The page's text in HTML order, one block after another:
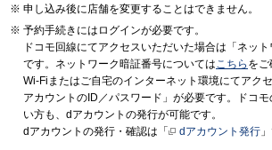
申し込み後に店舗を変更することはできません。
予約手続きにはログインが必要です。
ドコモ回線にてアクセスいただいた場合は「ネッ
です。ネットワーク暗証番号についてはこちら をご
Wi-Fiまたはご自宅のインターネット環境にてアク
アカウントのID／パスワード」が必要です。ドコ
い方も、dアカウントの発行が可能です。
dアカウントの発行・確認は「
dアカウント発行